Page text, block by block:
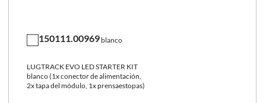
150111.00969 blanco
LUGTRACK EVO LED STARTER KIT
blanco (1x conector de alimentación,
2x tapa del módulo, 1x prensaestopas)